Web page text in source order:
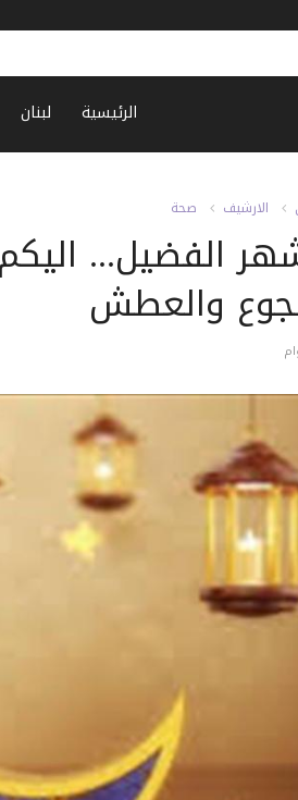
الرئيسية لبنان
الارشيف صحة
الفضيل...
والعطش